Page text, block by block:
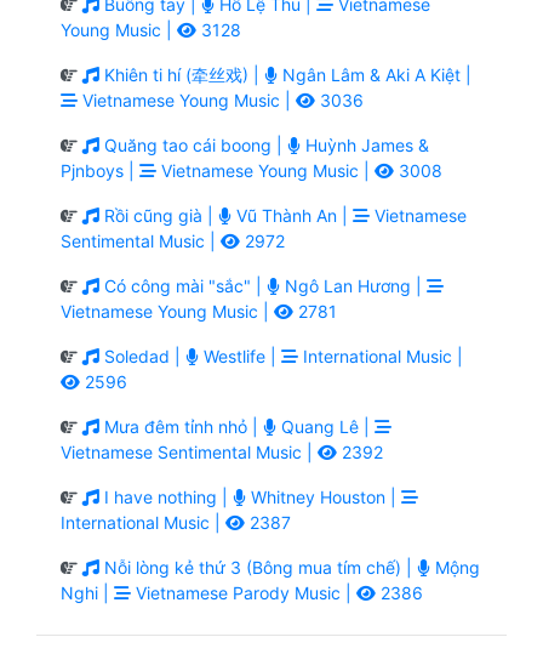
Young Music |
3128
Khiên ti hí (牵丝戏) |
Ngân Lâm & Aki A Kiệt |
Vietnamese Young Music |
3036
Quăng tao cái boong |
Huỳnh James &
Pjnboys |
Vietnamese Young Music | 3008
Rồi cũng già | Vũ Thành An |
Vietnamese
Sentimental Music |
2972
Có công mài "sắc" |
Ngô Lan Hương |
Vietnamese Young Music |
2781
Soledad | Westlife |
International Music |
2596
Mưa đêm tỉnh nhỏ |
Quang Lê |
Vietnamese Sentimental Music |
2392
I have nothing |
Whitney Houston |
International Music |
2387
Nỗi lòng kẻ thứ 3 (Bông mua tím chế) |
Mộng
Nghi |
Vietnamese Parody Music | 2386